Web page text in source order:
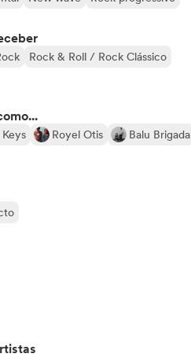
Rock & Roll / Rock Clássico
Royel Otis
Balu Brigada